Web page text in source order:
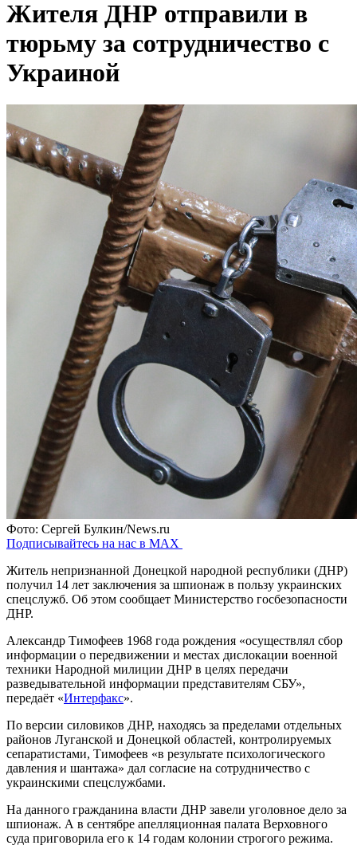
Жителя ДНР отправили в
тюрьму за сотрудничество с
Украиной
Фото: Сергей Булкин/News.ru
Подписывайтесь на нас в MAX
Житель непризнанной Донецкой народной республики (ДНР)
получил 14 лет заключения за шпионаж в пользу украинских
спецслужб. Об этом сообщает Министерство госбезопасности
ДНР.
Александр Тимофеев 1968 года рождения «осуществлял сбор
информации о передвижении и местах дислокации военной
техники Народной милиции ДНР в целях передачи
разведывательной информации представителям СБУ»,
передаёт «Интерфакс».
По версии силовиков ДНР, находясь за пределами отдельных
районов Луганской и Донецкой областей, контролируемых
сепаратистами, Тимофеев «в результате психологического
давления и шантажа» дал согласие на сотрудничество с
украинскими спецслужбами.
На данного гражданина власти ДНР завели уголовное дело за
шпионаж. А в сентябре апелляционная палата Верховного
суда приговорила его к 14 годам колонии строгого режима.